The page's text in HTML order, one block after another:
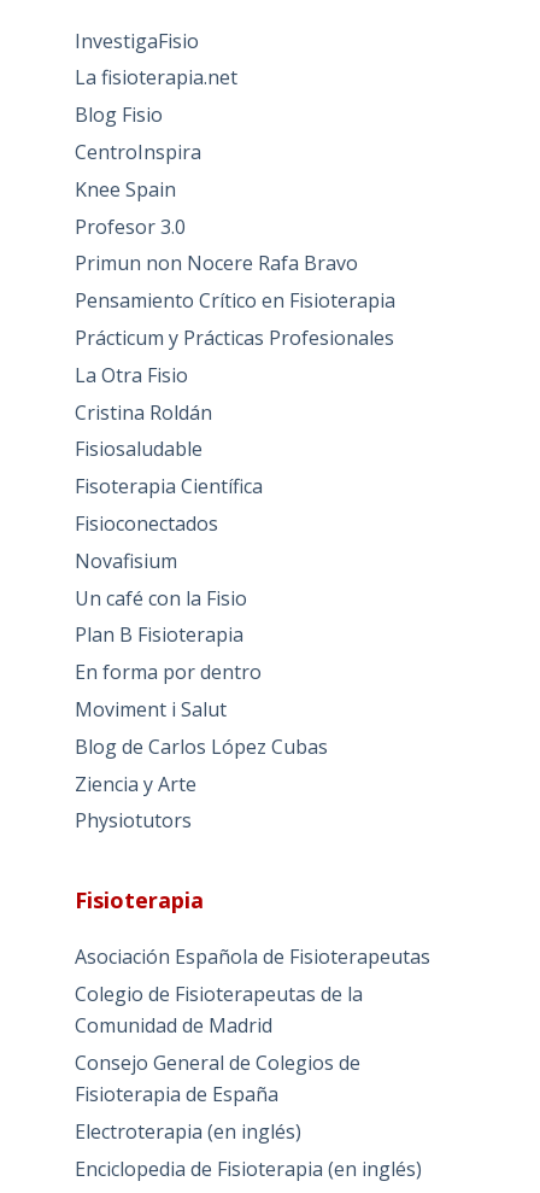
InvestigaFisio
La fisioterapia.net
Blog Fisio
CentroInspira
Knee Spain
Profesor 3.0
Primun non Nocere Rafa Bravo
Pensamiento Crítico en Fisioterapia
Prácticum y Prácticas Profesionales
La Otra Fisio
Cristina Roldán
Fisiosaludable
Fisoterapia Científica
Fisioconectados
Novafisium
Un café con la Fisio
Plan B Fisioterapia
En forma por dentro
Moviment i Salut
Blog de Carlos López Cubas
Ziencia y Arte
Physiotutors
Fisioterapia
Asociación Española de Fisioterapeutas
Colegio de Fisioterapeutas de la
Comunidad de Madrid
Consejo General de Colegios de
Fisioterapia de España
Electroterapia (en inglés)
Enciclopedia de Fisioterapia (en inglés)